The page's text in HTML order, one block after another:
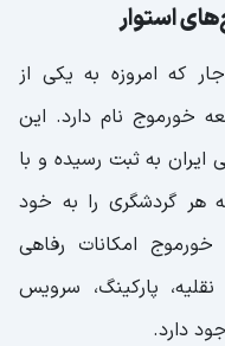
استوار
که امروزه به یکی از
خورموج نام دارد. این
ایران به ثبت رسیده و با
هر گردشگری را به خود
امکانات رفاهی
پارکینگ، سرویس
دارد.